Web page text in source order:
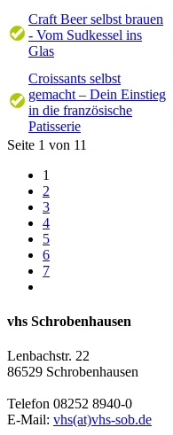
Craft Beer selbst brauen
- Vom Sudkessel ins
Glas
Croissants selbst
gemacht – Dein Einstieg
in die französische
Patisserie
Seite 1 von 11
1
2
3
4
5
6
7
vhs Schrobenhausen
Lenbachstr. 22
86529 Schrobenhausen
Telefon 08252 8940-0
E-Mail: vhs(at)vhs-sob.de